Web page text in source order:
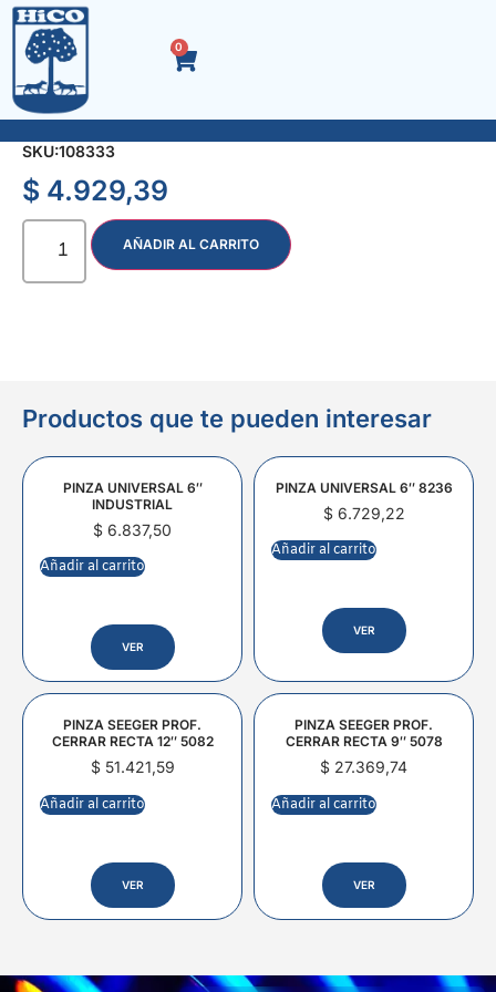
0
SOLDADOR T/LAPIZ 60 W.
SKU:108333
$ 4.929,39
AÑADIR AL CARRITO
Productos que te pueden interesar
PINZA UNIVERSAL 6″
INDUSTRIAL
$ 6.837,50
Añadir al carrito
VER
PINZA UNIVERSAL 6″ 8236
$6.729,22
Añadir al carrito
VER
PINZA SEEGER PROF.
CERRAR RECTA 12″ 5082
$51.421,59
Añadir al carrito
VER
PINZA SEEGER PROF.
CERRAR RECTA 9″ 5078
$ 27.369,74
Añadir al carrito
VER